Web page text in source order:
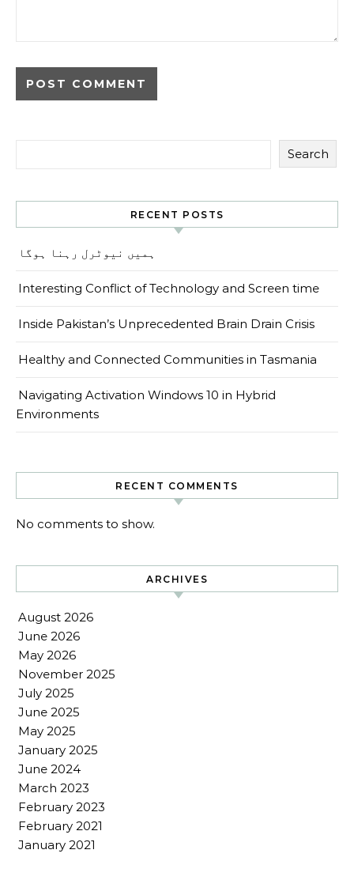
Search
RECENT POSTS
ہمیں نیوٹرل رہنا ہوگا
Interesting Conflict of Technology and Screen time
Inside Pakistan’s Unprecedented Brain Drain Crisis
Healthy and Connected Communities in Tasmania
Navigating Activation Windows 10 in Hybrid
Environments
RECENT COMMENTS
No comments to show.
ARCHIVES
August 2026
June 2026
May 2026
November 2025
July 2025
June 2025
May 2025
January 2025
June 2024
March 2023
February 2023
February 2021
January 2021